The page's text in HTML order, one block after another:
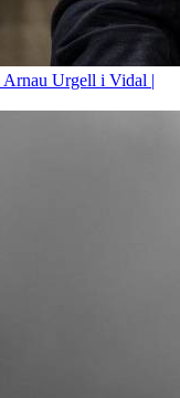
Arnau Urgell i Vidal |